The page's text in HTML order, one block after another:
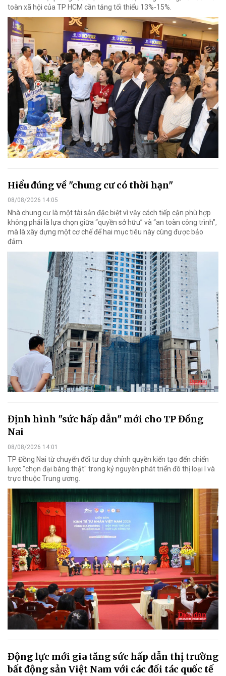
toàn xã hội của TP HCM cần tăng tối thiểu 13%-15%.
Hiểu đúng về "chung cư có thời hạn"
08/08/2026 14:05
Nhà chung cư là một tài sản đặc biệt vì vậy cách tiếp cận phù hợp
không phải là lựa chọn giữa “quyền sở hữu” và “an toàn công trình”,
mà là xây dựng một cơ chế để hai mục tiêu này cùng được bảo
đảm.
Định hình "sức hấp dẫn" mới cho TP Đồng
Nai
08/08/2026 14:01
TP Đồng Nai từ chuyển đổi tư duy chính quyền kiến tạo đến chiến
lược "chọn đại bàng thật" trong kỷ nguyên phát triển đô thị loại I và
trực thuộc Trung ương.
Động lực mới gia tăng sức hấp dẫn thị trường
bất động sản Việt Nam với các đối tác quốc tế